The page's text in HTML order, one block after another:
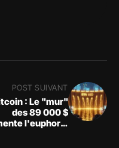
POST SUIVANT
: Le "mur"
des 89 000 $
l'euphorie